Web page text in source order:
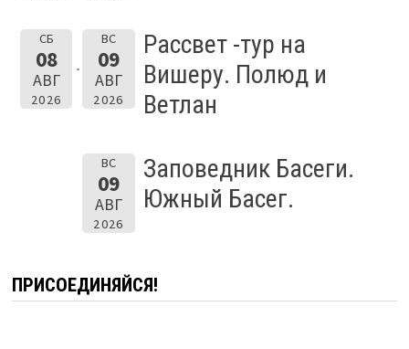
СБ
08
АВГ
2026
ВС
09
АВГ
2026
Рассвет -тур на
Вишеру. Полюд и
Ветлан
ВС
09
АВГ
2026
Заповедник Басеги.
Южный Басег.
ПРИСОЕДИНЯЙСЯ!